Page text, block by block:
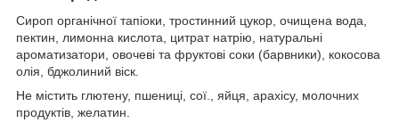
Сироп органічної тапіоки, тростинний цукор, очищена вода,
пектин, лимонна кислота, цитрат натрію, натуральні
ароматизатори, овочеві та фруктові соки (барвники), кокосова
олія, бджолиний віск.
Не містить глютену, пшениці, сої., яйця, арахісу, молочних
продуктів, желатин.